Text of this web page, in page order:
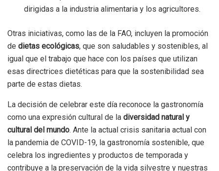
dirigidas a la industria alimentaria y los agricultores.
Otras iniciativas, como las de la FAO, incluyen la promoción
de dietas ecológicas, que son saludables y sostenibles, al
igual que el trabajo que hace con los países que utilizan
esas directrices dietéticas para que la sostenibilidad sea
parte de estas dietas.
La decisión de celebrar este día reconoce la gastronomía
como una expresión cultural de la diversidad natural y
cultural del mundo. Ante la actual crisis sanitaria actual con
la pandemia de COVID-19, la gastronomía sostenible, que
celebra los ingredientes y productos de temporada y
contribuye a la preservación de la vida silvestre y nuestras